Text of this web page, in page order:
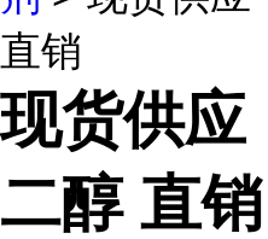
直销
现货供应
二醇 直销